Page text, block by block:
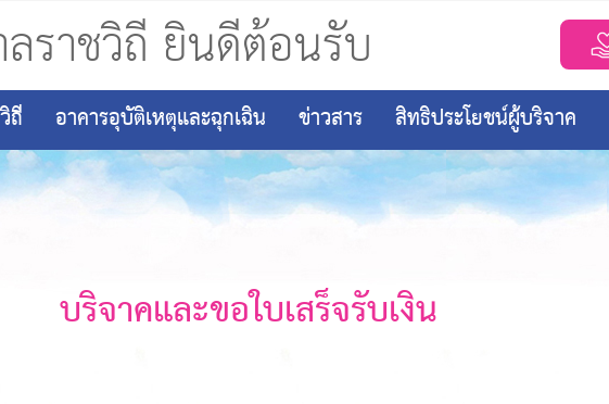
ราชวิถี ยินดีต้อนรับ
ถี อาคารอุบัติเหตุและฉุกเฉิน ข่าวสาร สิทธิประโยชน์ผู้บริจาค
บริจาคและขอใบเสร็จรับเงิน